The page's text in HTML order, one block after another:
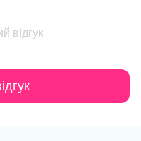
відгук